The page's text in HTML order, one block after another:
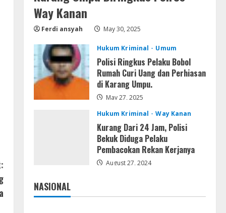
4
Resettools
[no Virus]
Resettools
GraphPad Prism Academic &
Corporate Cracked x86-x64 [no
Virus]
August 8, 2026
Way Kanan
Ferdi ansyah May 30, 2025
Hukum Kriminal Umum
Polisi Ringkus Pelaku Bobol
Rumah Curi Uang dan Perhiasan
di Karang Umpu.
May 27, 2025
Hukum Kriminal
Way Kanan
Kurang Dari 24 Jam, Polisi
Bekuk Diduga Pelaku
Pembacokan Rekan Kerjanya
August 27, 2024
NASIONAL
Jakarta